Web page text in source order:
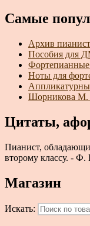
Самые
Архив
Пособия для
Фортепианные
Ноты для
Шорникова М.
Цитаты,
Пианист,
второму классу. - Ф.
Магазин
Искать: